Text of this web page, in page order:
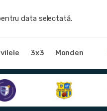
data selectată.
3x3 Monden